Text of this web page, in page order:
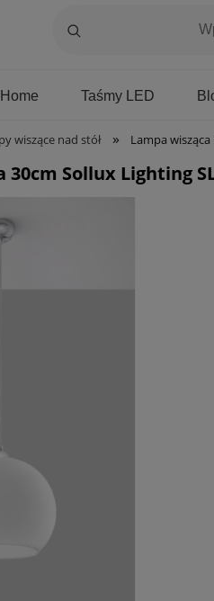
Taśmy LED
wiszące nad stół » Lampa wisząca
Sollux Lighting